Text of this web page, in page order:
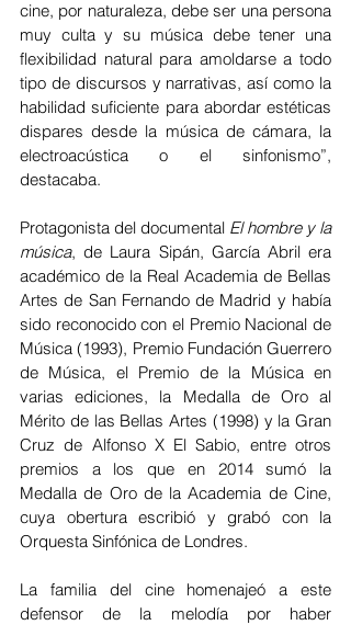
cine, por naturaleza, debe ser una persona
muy culta y su música debe tener una
flexibilidad natural para amoldarse a todo
tipo de discursos y narrativas, así como la
habilidad suficiente para abordar estéticas
dispares desde la música de cámara, la
electroacústica o el sinfonismo”,
destacaba.
Protagonista del documental El hombre y la
música, de Laura Sipán, García Abril era
académico de la Real Academia de Bellas
Artes de San Fernando de Madrid y había
sido reconocido con el Premio Nacional de
Música (1993), Premio Fundación Guerrero
de Música, el Premio de la Música en
varias ediciones, la Medalla de Oro al
Mérito de las Bellas Artes (1998) y la Gran
Cruz de Alfonso X El Sabio, entre otros
premios a los que en 2014 sumó la
Medalla de Oro de la Academia de Cine,
cuya obertura escribió y grabó con la
Orquesta Sinfónica de Londres.
La familia del cine homenajeó a este
defensor de la melodía por haber